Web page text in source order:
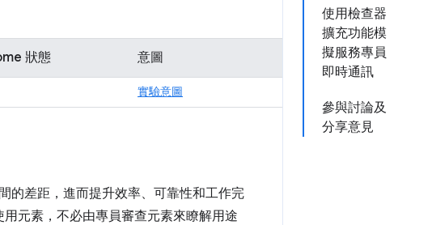
使用檢查器
擴充功能模
擬服務專員
即時通訊
參與討論及
分享意見
狀態 意圖
實驗意圖
的差距，進而提升效率、可靠性和工作完
元素，不必由專員審查元素來瞭解用途